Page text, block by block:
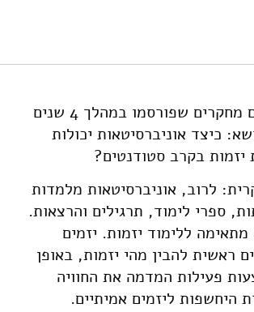
דו"ח זה מסכם מחקרים שפורסמו במהלך 4 שנים
כיצד אוניברסיטאות יכולות
בקרב סטודנטים?
לרוב, אוניברסיטאות מלמדות
ספרי לימוד, תרגילים והרצאות.
ללימוד יזמות. יזמים
ראשית להבין מהי יזמות, באופן
פעילות המדמה את החוויה
היחשפות ליזמים אמיתיים.